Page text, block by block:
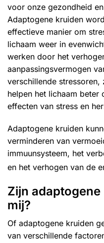
voor onze gezondheid
Adaptogene kruiden
effectieve manier om
lichaam weer in
werken door het
aanpassingsvermogen
verschillende
helpen het lichaam beter
effecten van stress en
Adaptogene kruiden
verminderen van
immuunsysteem, het
en het verhogen van de
Zijn
mij?
Of adaptogene kruiden
van verschillende